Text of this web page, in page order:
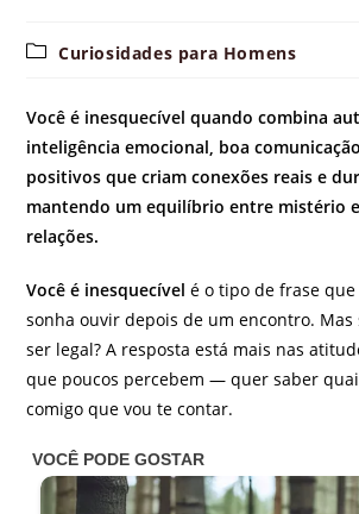
Categoria
Curiosidades para Homens
Você é inesquecível quando combina
inteligência emocional, boa
positivos que criam conexões reais e
mantendo um equilíbrio entre mistério
relações.
Você é inesquecível é o tipo de frase
sonha ouvir depois de um encontro. Mas
ser legal? A resposta está mais nas
que poucos percebem — quer saber
comigo que vou te contar.